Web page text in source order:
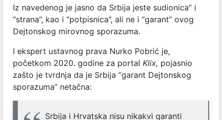
Iz navedenog je jasno da Srbija jeste sudionica” i
“strana”, kao i “potpisnica”, ali ne i “garant” ovog
Dejtonskog mirovnog sporazuma.
I ekspert ustavnog prava Nurko Pobrić je,
početkom 2020. godine za portal Klix, pojasnio
zašto je tvrdnja da je Srbija “garant Dejtonskog
sporazuma” netačna:
Srbija i Hrvatska nisu nikakvi garanti